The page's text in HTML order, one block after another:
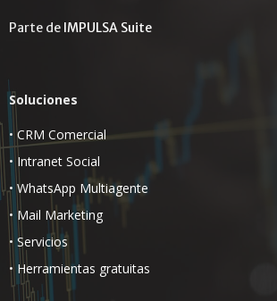
Parte de IMPULSA Suite
Soluciones
• CRM Comercial
• Intranet Social
• WhatsApp Multiagente
• Mail Marketing
• Servicios
• Herramientas gratuitas